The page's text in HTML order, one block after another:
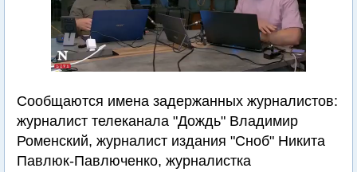
Сообщаются имена задержанных журналистов:
журналист телеканала "Дождь" Владимир
Роменский, журналист издания "Сноб" Никита
Павлюк-Павлюченко, журналистка